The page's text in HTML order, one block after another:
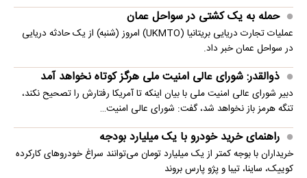
حمله به یک کشتی در سواحل عمان
عملیات تجارت دریایی بریتانیا (UKMTO) امروز (شنبه) از یک حادثه دریایی
در سواحل عمان خبر داد.
ذوالقدر: شورای عالی امنیت ملی هرگز کوتاه نخواهد آمد
دبیر شورای عالی امنیت ملی با بیان اینکه تا آمریکا رفتارش را تصحیح نکند،
تنگه هرمز باز نخواهد شد، گفت: شورای عالی امنیت…
راهنمای خرید خودرو با یک میلیارد بودجه
خریداران با بوجه کمتر از یک میلیارد تومان می‌توانند سراغ خودروهای کارکرده
کوییک، ساینا، تیبا و پژو پارس بروند